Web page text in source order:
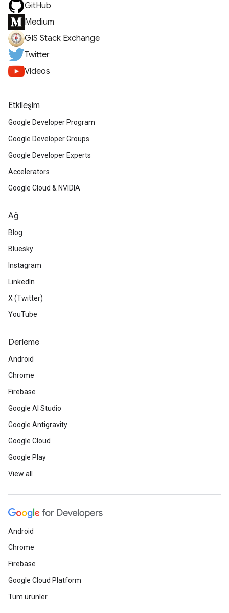
GitHub
Medium
GIS Stack Exchange
Twitter
Videos
Etkileşim
Google Developer Program
Google Developer Groups
Google Developer Experts
Accelerators
Google Cloud & NVIDIA
Ağ
Blog
Bluesky
Instagram
LinkedIn
X (Twitter)
YouTube
Derleme
Android
Chrome
Firebase
Google AI Studio
Google Antigravity
Google Cloud
Google Play
View all
Android
Chrome
Firebase
Google Cloud Platform
Tüm ürünler